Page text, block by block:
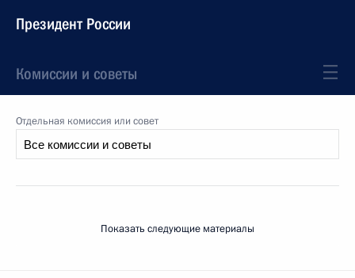
Президент России
Комиссии и советы
Отдельная комиссия или совет
Показать следующие материалы